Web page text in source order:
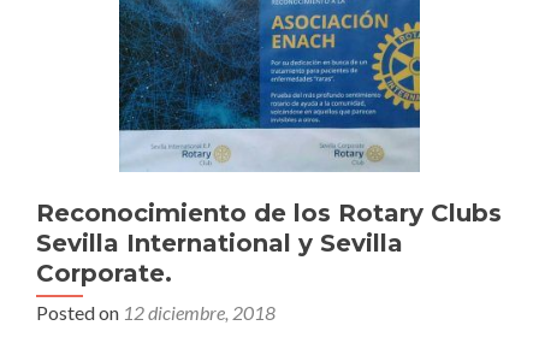
Rotary
Club
Seville
International.
Reconocimiento de los Rotary Clubs
Sevilla International y Sevilla
Corporate.
Posted on 12 diciembre, 2018